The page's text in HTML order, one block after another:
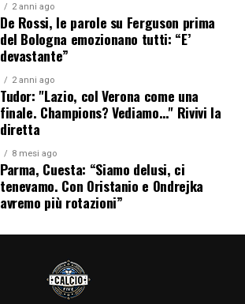
2 anni ago
De Rossi, le parole su Ferguson prima
del Bologna emozionano tutti: “E’
devastante”
2 anni ago
Tudor: "Lazio, col Verona come una
finale. Champions? Vediamo…" Rivivi la
diretta
8 mesi ago
Parma, Cuesta: “Siamo delusi, ci
tenevamo. Con Oristanio e Ondrejka
avremo più rotazioni”